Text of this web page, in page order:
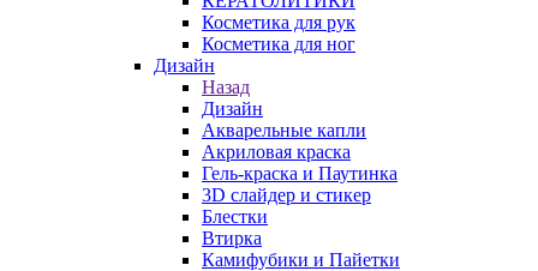
Косметика для рук
Косметика для ног
Дизайн
Назад
Дизайн
Акварельные капли
Акриловая краска
Гель-краска и Паутинка
3D слайдер и стикер
Блестки
Втирка
Камифубики и Пайетки